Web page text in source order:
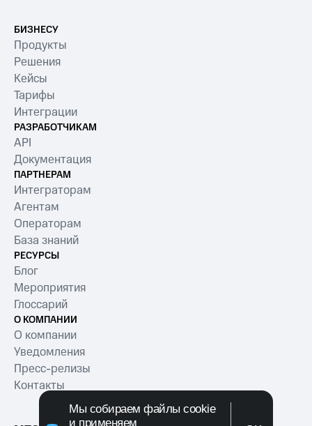
Мы собираем файлы cookie
и применяем
БИЗНЕСУ
Продукты
Решения
Кейсы
Тарифы
Интеграции
РАЗРАБОТЧИКАМ
API
Документация
ПАРТНЕРАМ
Интеграторам
Агентам
Операторам
База знаний
РЕСУРСЫ
Блог
Мероприятия
Глоссарий
О КОМПАНИИ
О компании
Уведомления
Пресс-релизы
Контакты